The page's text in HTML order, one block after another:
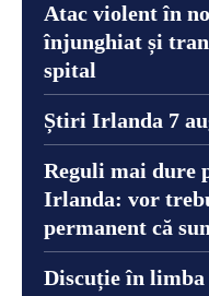
Atac violent în
înjunghiat și
spital
Știri Irlanda 7
Reguli mai dure
Irlanda: vor
permanent că
Discuție în